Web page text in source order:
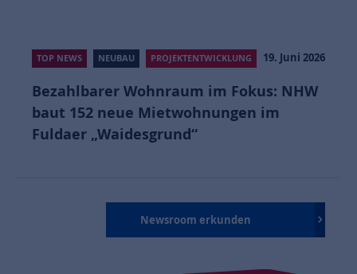
TOP NEWS NEUBAU PROJEKTENTWICKLUNG 19. Juni 2026
Bezahlbarer Wohnraum im Fokus: NHW
baut 152 neue Mietwohnungen im
Fuldaer „Waidesgrund“
Newsroom erkunden